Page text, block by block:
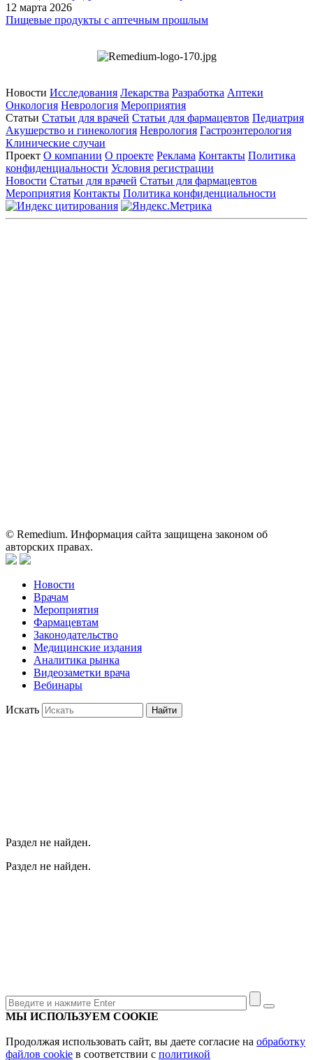
12 марта 2026
Пищевые продукты с аптечным прошлым
Новости Исследования Лекарства Разработка Аптеки
Онкология Неврология Мероприятия
Статьи Статьи для врачей Статьи для фармацевтов Педиатрия
Акушерство и гинекология Неврология Гастроэнтерология
Клинические случаи
Проект О компании О проекте Реклама Контакты Политика
конфиденциальности Условия регистрации
Новости Статьи для врачей Статьи для фармацевтов
Мероприятия Контакты Политика конфиденциальности
© Remedium. Информация сайта защищена законом об
авторских правах.
Новости
Врачам
Мероприятия
Фармацевтам
Законодательство
Медицинские издания
Аналитика рынка
Видеозаметки врача
Вебинары
Искать Найти
Раздел не найден.
Раздел не найден.
МЫ ИСПОЛЬЗУЕМ COOKIE
Продолжая использовать сайт, вы даете согласие на обработку
файлов cookie в соответствии с политикой